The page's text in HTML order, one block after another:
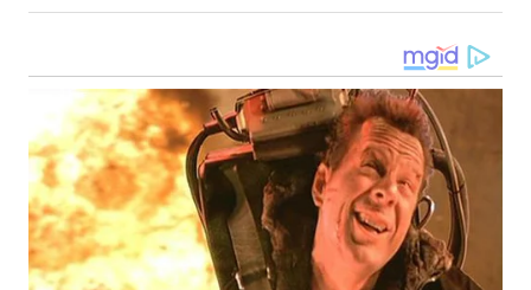
WN
WN
DANAU
TOBA
WN
NIAS